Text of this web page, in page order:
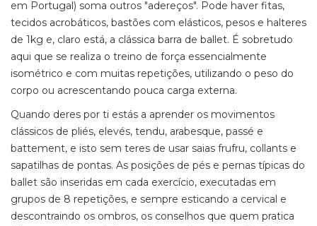
em Portugal) soma outros "adereços". Pode haver fitas,
tecidos acrobáticos, bastões com elásticos, pesos e halteres
de 1kg e, claro está, a clássica barra de ballet. É sobretudo
aqui que se realiza o treino de força essencialmente
isométrico e com muitas repetições, utilizando o peso do
corpo ou acrescentando pouca carga externa.
Quando deres por ti estás a aprender os movimentos
clássicos de pliés, elevés, tendu, arabesque, passé e
battement, e isto sem teres de usar saias frufru, collants e
sapatilhas de pontas. As posições de pés e pernas típicas do
ballet são inseridas em cada exercício, executadas em
grupos de 8 repetições, e sempre esticando a cervical e
descontraindo os ombros, os conselhos que quem pratica